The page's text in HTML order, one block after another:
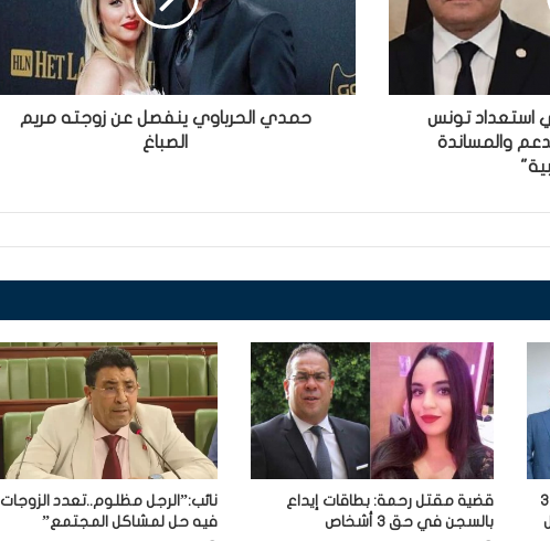
استعداد تونس
والمساندة
حمدي الحرباوي ينفصل عن زوجته مريم
الصباغ
ابتكار في مستشفى الحبيب ثامر: 3
قضية مقتل رحمة: بطاقات إيداع
بالسجن في حق 3 أشخاص
نائب:”الرجل مظلوم..تعدد الزوجات
فيه حل لمشاكل المجتمع”